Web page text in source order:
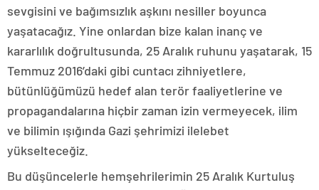
sevgisini ve bağımsızlık aşkını nesiller boyunca
yaşatacağız. Yine onlardan bize kalan inanç ve
kararlılık doğrultusunda, 25 Aralık ruhunu yaşatarak, 15
Temmuz 2016’daki gibi cuntacı zihniyetlere,
bütünlüğümüzü hedef alan terör faaliyetlerine ve
propagandalarına hiçbir zaman izin vermeyecek, ilim
ve bilimin ışığında Gazi şehrimizi ilelebet
yükselteceğiz.
Bu düşüncelerle hemşehrilerimin 25 Aralık Kurtuluş